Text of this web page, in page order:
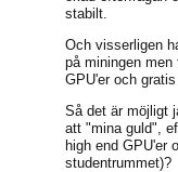
stabilt.
Och visserligen
på miningen
GPU'er och
Så det är möjligt
att "mina guld",
high end GPU'er
studentrummet)?